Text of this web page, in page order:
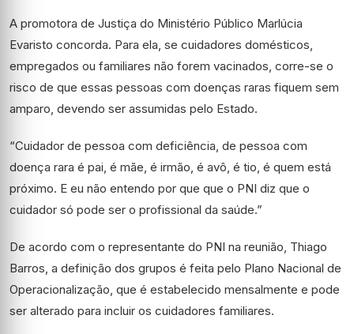
A promotora de Justiça do Ministério Público Marlúcia
Evaristo concorda. Para ela, se cuidadores domésticos,
empregados ou familiares não forem vacinados, corre-se o
risco de que essas pessoas com doenças raras fiquem sem
amparo, devendo ser assumidas pelo Estado.
“Cuidador de pessoa com deficiência, de pessoa com
doença rara é pai, é mãe, é irmão, é avô, é tio, é quem está
próximo. E eu não entendo por que que o PNI diz que o
cuidador só pode ser o profissional da saúde.”
De acordo com o representante do PNI na reunião, Thiago
Barros, a definição dos grupos é feita pelo Plano Nacional de
Operacionalização, que é estabelecido mensalmente e pode
ser alterado para incluir os cuidadores familiares.